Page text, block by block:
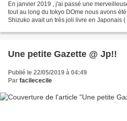
En janvier 2019 , j'ai passé une
tout au long du tokyo DOme nous avons
Shizuko avait un très joli livre en Japonais
Une petite Gazette @ Jp!!
Publié le 22/05/2019 à 04:49
Par facilececile